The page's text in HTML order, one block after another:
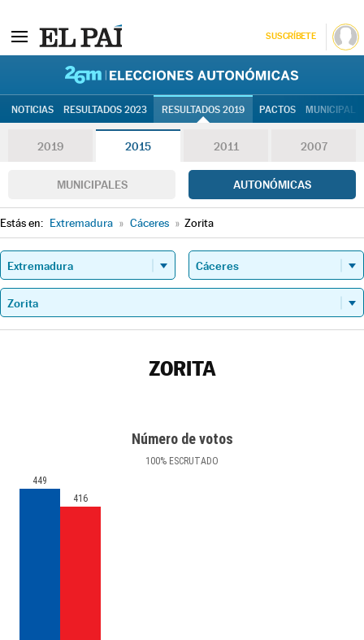
SUSCRÍBETE
NOTICIAS RESULTADOS 2023 RESULTADOS 2019 PACTOS
2019 2015 2011 2007
MUNICIPALES AUTONÓMICAS
Estás en: Extremadura » Cáceres » Zorita
ZORITA
Número de votos
100% ESCRUTADO
449
416